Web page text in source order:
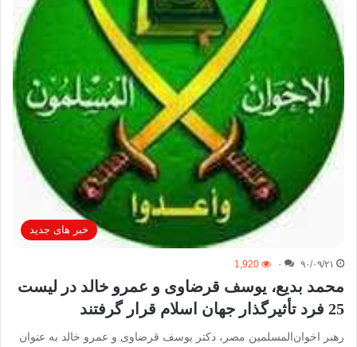
خبر های جدید
۹۰/۰۹/۲۱ ۰ 1,920
محمد بدیع، یوسف قرضاوی و عمرو خالد در لیست
25 فرد تأثیرگذار جهان اسلام قرار گرفتند
رهبر اخوان‌المسلمین مصر، دکتر یوسف قرضاوی و عمرو خالد به عنوان